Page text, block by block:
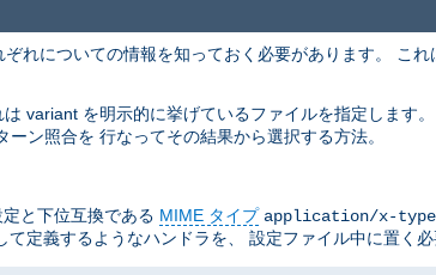
れについての情報を知っておく必要があります。 こ
variant を明示的に挙げているファイルを指定します。
ン照合を 行なってその結果から選択する方法。
と下位互換である MIME タイプ application/x-
て定義するようなハンドラを、 設定ファイル中に置く